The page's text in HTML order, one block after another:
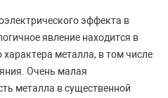
эффекта в
явление находится в
металла, в том числе
Очень малая
металла в существенной